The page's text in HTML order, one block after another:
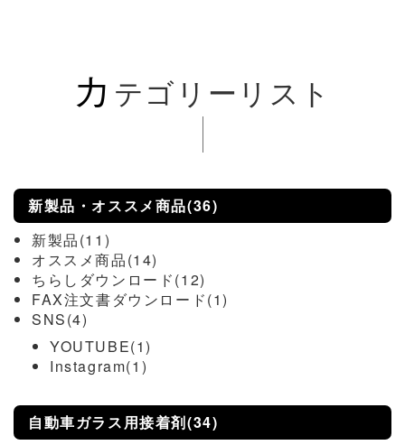
カ テゴリーリスト
新製品・オススメ商品(36)
新製品(11)
オススメ商品(14)
ちらしダウンロード(12)
FAX注文書ダウンロード(1)
SNS(4)
YOUTUBE(1)
Instagram(1)
自動車ガラス用接着剤(34)